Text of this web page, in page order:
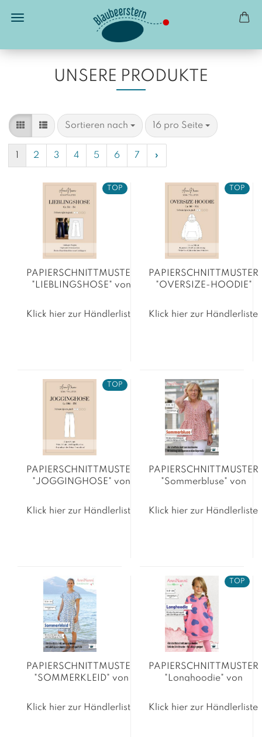
UNSERE PRODUKTE
Sortieren nach
Sortieren nach 16 pro Seite
pro Seite
2 3 4 5 6 7 »
TOP
PAPIERSCHNITTMUSTER
"LIEBLINGSHOSE" von
Klick hier zur Händlerliste
TOP
PAPIERSCHNITTMUSTER
"OVERSIZE-HOODIE"
Klick hier zur Händlerliste
TOP
PAPIERSCHNITTMUSTER
"JOGGINGHOSE" von
Klick hier zur Händlerliste
PAPIERSCHNITTMUSTER
"Sommerbluse" von
Klick hier zur Händlerliste
PAPIERSCHNITTMUSTER
"SOMMERKLEID" von
Klick hier zur Händlerliste
TOP
PAPIERSCHNITTMUSTER
"Longhoodie" von
Klick hier zur Händlerliste